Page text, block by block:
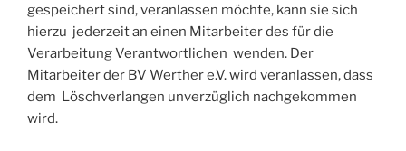
gespeichert sind, veranlassen möchte, kann sie sich
hierzu jederzeit an einen Mitarbeiter des für die
Verarbeitung Verantwortlichen wenden. Der
Mitarbeiter der BV Werther e.V. wird veranlassen, dass
dem Löschverlangen unverzüglich nachgekommen
wird.